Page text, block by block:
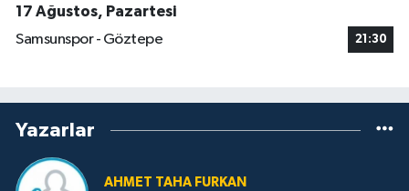
17 Ağustos, Pazartesi
Samsunspor - Göztepe
21:30
Yazarlar
AHMET TAHA FURKAN